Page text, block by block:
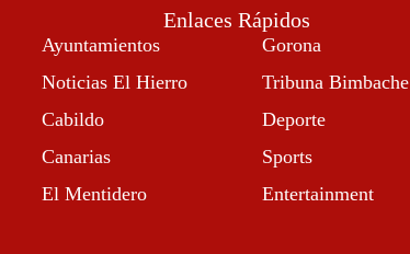
Enlaces Rápidos
Ayuntamientos
Noticias El Hierro
Cabildo
Canarias
El Mentidero
Gorona
Tribuna Bimbache
Deporte
Sports
Entertainment